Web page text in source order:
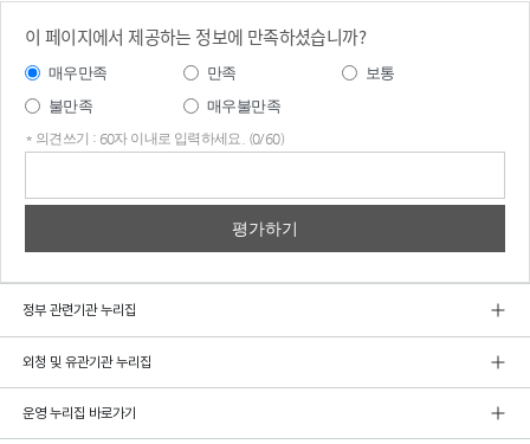
이 페이지에서 제공하는 정보에 만족하셨습니까?
매우만족 만족
보통
불만족
매우불만족
* 의견쓰기 : 60자 이내로 입력하세요. (0/60)
정부 관련기관 누리집
외청 및 유관기관 누리집
운영 누리집 바로가기